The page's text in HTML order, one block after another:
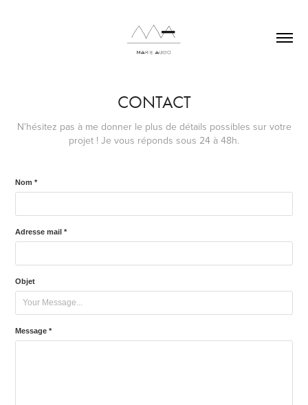
CONTACT
N'hésitez pas à me donner le plus de détails possibles sur votre
projet ! Je vous réponds sous 24 à 48h.
Nom *
Adresse mail *
Objet
Message *